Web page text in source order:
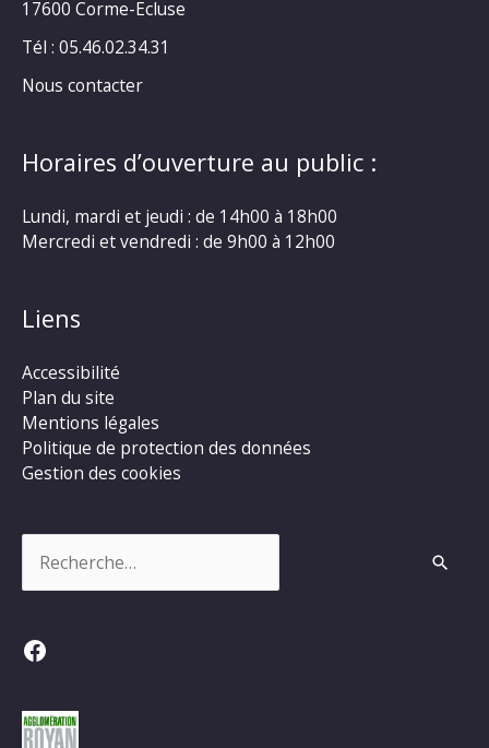
17600 Corme-Ecluse
Tél : 05.46.02.34.31
Nous contacter
Horaires d’ouverture au public :
Lundi, mardi et jeudi : de 14h00 à 18h00
Mercredi et vendredi : de 9h00 à 12h00
Liens
Accessibilité
Plan du site
Mentions légales
Politique de protection des données
Gestion des cookies
Facebook